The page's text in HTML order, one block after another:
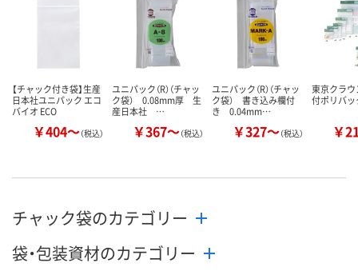
【チャック付き袋】生産
日本社ユニパック エコ
バイオ ECO
￥404～（税込）
ユニパック（R）（チャッ
ク袋） 0.08mm厚 生
産日本社 …
￥367～（税込）
ユニパック（R）（チャッ
ク袋） 書き込み欄付
き 0.04mm…
￥327～（税込）
東京クラ
付ポリバッ
￥
チャック袋のカテゴリー
袋・包装資材のカテゴリー